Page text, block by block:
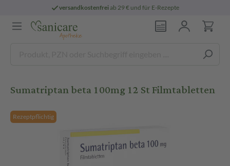
versandkostenfreiab 29 € und für E-Rezepte
Sumatriptan beta 100mg 12 St Filmtabletten
Rezeptpflichtig